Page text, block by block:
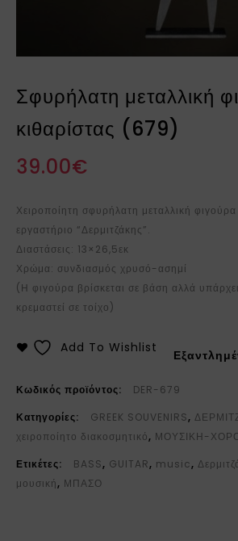
Σφυρήλατη μεταλλική
κιθαρίστας (679)
39.00€
Χειροποίητη σφυρήλατη μεταλλική
εργαστήριο “Δερμιτζάκης”.
Διαστάσεις: 13×26,5εκ
Χρώμα: συνδιασμός χρυσό-ασημί
(Η φιγούρα βρίσκεται σε βάση αλλά
κρεμαστεί σε τοίχο)
Add To Wishlist
Κωδικός προϊόντος:
DER-679
Κατηγορίες:
GREEK SOUVENIRS,
χειροποίητο διακοσμητικό, ΜΟΥΣΙΚΗ-
Ετικέτες:
BASS, GUITAR, music,
μουσική, ΜΠΑΣΟ